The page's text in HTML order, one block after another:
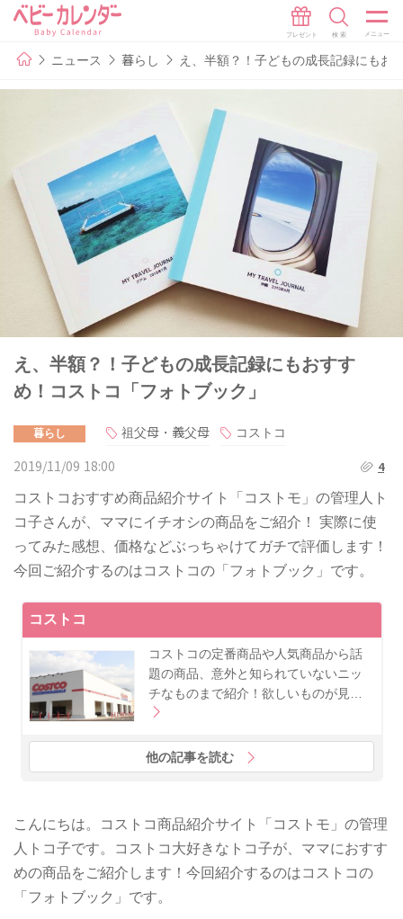
ニュース 暮らし え、半額？！子どもの成長記録にもお
え、半額？！子どもの成長記録にもおすす
め！コストコ「フォトブック」
暮らし 祖父母・義父母 コストコ
2019/11/09 18:00 4
コストコおすすめ商品紹介サイト「コストモ」の管理人ト
コ子さんが、ママにイチオシの商品をご紹介！ 実際に使
ってみた感想、価格などぶっちゃけてガチで評価します！
今回ご紹介するのはコストコの「フォトブック」です。
コストコ
コストコの定番商品や人気商品から話
題の商品、意外と知られていないニッ
チなものまで紹介！欲しいものが見…
他の記事を読む
こんにちは。コストコ商品紹介サイト「コストモ」の管理
人トコ子です。コストコ大好きなトコ子が、ママにおすす
めの商品をご紹介します！今回紹介するのはコストコの
「フォトブック」です。